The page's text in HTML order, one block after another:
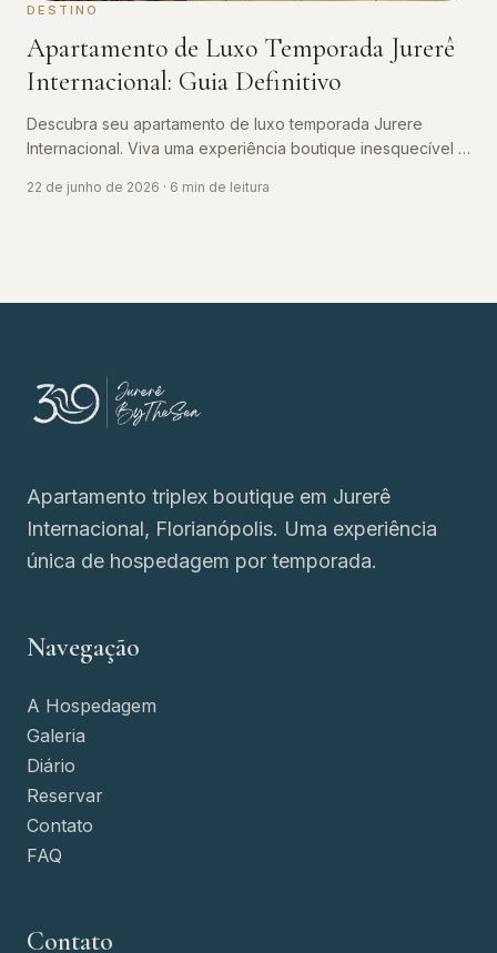
DESTINO
Apartamento de Luxo Temporada Jurerê
Internacional: Guia Definitivo
Descubra seu apartamento de luxo temporada Jurere
Internacional. Viva uma experiência boutique inesquecível a
22 de junho de 2026 · 6 min de leitura
Apartamento triplex boutique em Jurerê
Internacional, Florianópolis. Uma experiência
única de hospedagem por temporada.
Navegação
A Hospedagem
Galeria
Diário
Reservar
Contato
FAQ
Contato